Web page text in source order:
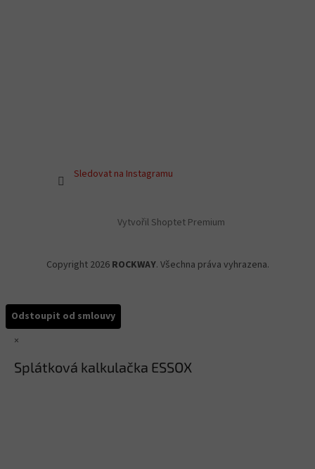
Sledovat na Instagramu
Vytvořil Shoptet Premium
Copyright 2026 ROCKWAY. Všechna práva vyhrazena.
Odstoupit od smlouvy
×
Splátková kalkulačka ESSOX